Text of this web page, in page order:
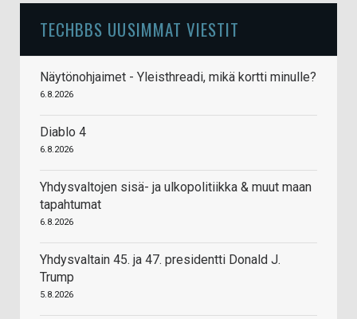
TECHBBS UUSIMMAT VIESTIT
Näytönohjaimet - Yleisthreadi, mikä kortti minulle?
6.8.2026
Diablo 4
6.8.2026
Yhdysvaltojen sisä- ja ulkopolitiikka & muut maan
tapahtumat
6.8.2026
Yhdysvaltain 45. ja 47. presidentti Donald J.
Trump
5.8.2026